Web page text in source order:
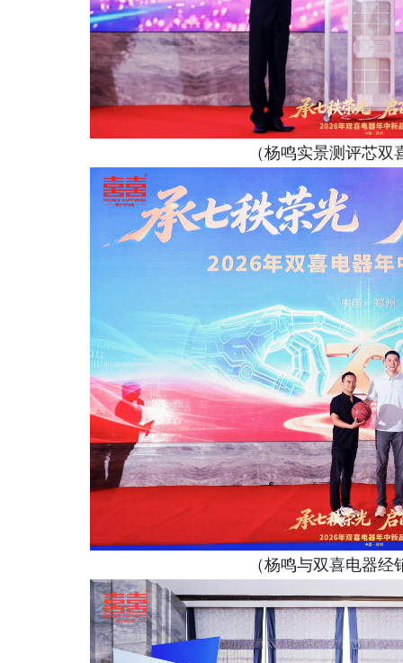
（杨鸣实景测评芯
（杨鸣与双喜电器